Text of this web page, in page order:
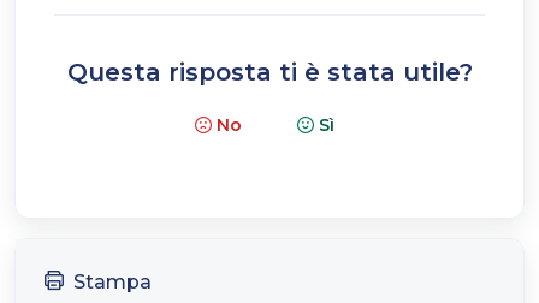
Questa risposta ti è stata utile?
No Sì
Stampa